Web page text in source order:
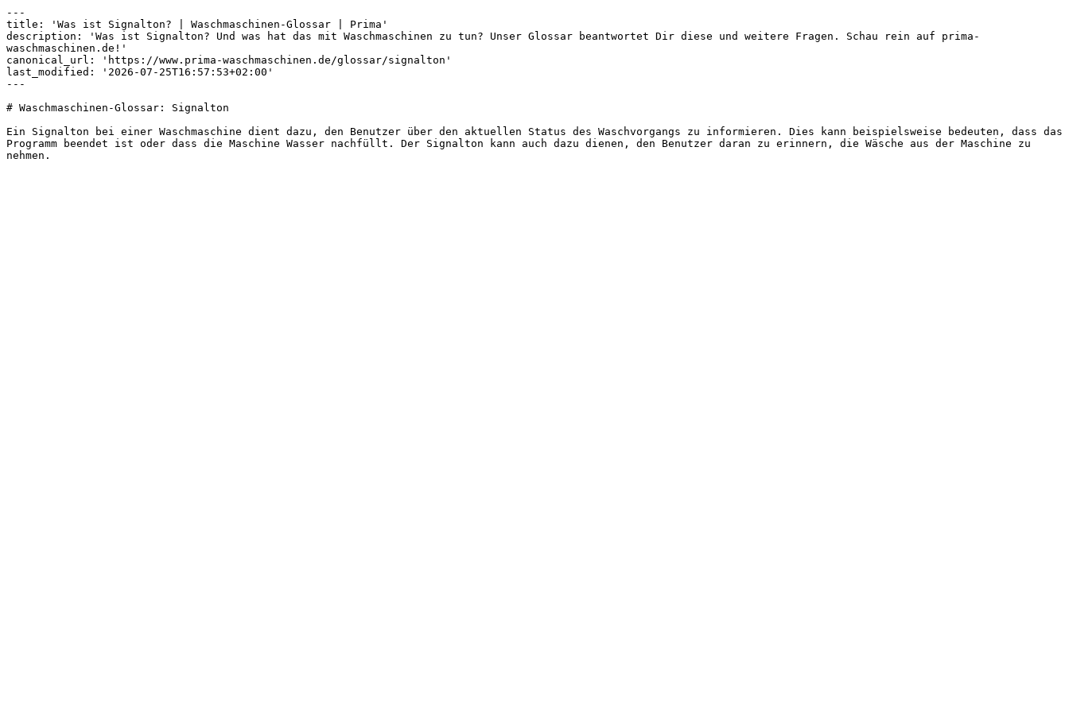
---
title: 'Was ist Signalton? | Waschmaschinen-Glossar | Prima'
description: 'Was ist Signalton? Und was hat das mit Waschmaschinen zu tun? Unser Glossar beantwortet Dir diese und weitere Fragen. Schau rein auf prima-
waschmaschinen.de!'
canonical_url: 'https://www.prima-waschmaschinen.de/glossar/signalton'
last_modified: '2026-07-25T16:57:53+02:00'
---
# Waschmaschinen-Glossar: Signalton
Ein Signalton bei einer Waschmaschine dient dazu, den Benutzer über den aktuellen Status des Waschvorgangs zu informieren. Dies kann beispielsweise bedeuten, dass das
Programm beendet ist oder dass die Maschine Wasser nachfüllt. Der Signalton kann auch dazu dienen, den Benutzer daran zu erinnern, die Wäsche aus der Maschine zu